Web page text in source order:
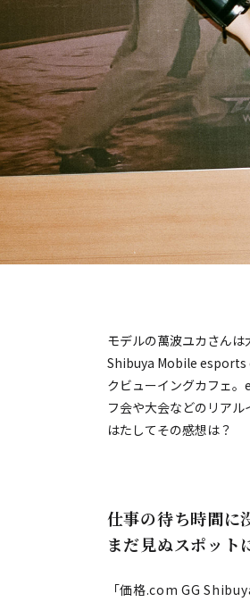
モデルの萬波ユカさん
Shibuya Mobile esports
クビューイングカフェ
フ会や大会などのリアル
はたしてその感想は？
仕事の待ち時間に
まだ見ぬスポット
「価格.com GG